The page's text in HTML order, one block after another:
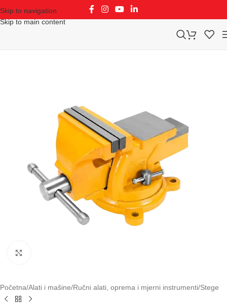
Skip to navigation
Skip to main content
Početna/Alati i mašine/Ručni alati, oprema i mjerni instrumenti/Stege